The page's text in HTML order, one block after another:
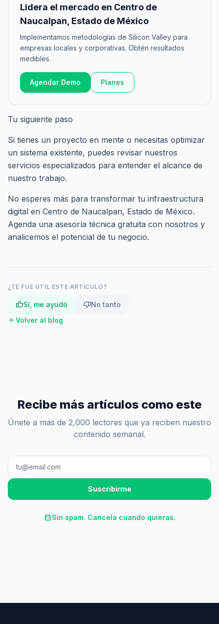
Lidera el mercado en Centro de
Naucalpan, Estado de México
Implementamos metodologías de Silicon Valley para
empresas locales y corporativas. Obtén resultados
medibles.
Agendar Demo Planes
Tu siguiente paso
Si tienes un proyecto en mente o necesitas optimizar
un sistema existente, puedes revisar nuestros
servicios especializados para entender el alcance de
nuestro trabajo.
No esperes más para transformar tu infraestructura
digital en Centro de Naucalpan, Estado de México.
Agenda una asesoría técnica gratuita con nosotros y
analicemos el potencial de tu negocio.
¿TE FUE ÚTIL ESTE ARTÍCULO?
thumb_upSí, me ayudó thumb_downNo tanto
arrow_backVolver al blog
Recibe más artículos como este
Únete a más de 2,000 lectores que ya reciben nuestro
contenido semanal.
Suscribirme
calendar_monthSin spam. Cancela cuando quieras.